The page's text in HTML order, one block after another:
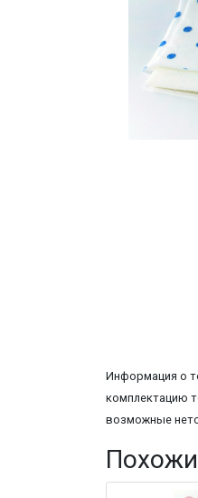
Информация о
комплектацию
возможные